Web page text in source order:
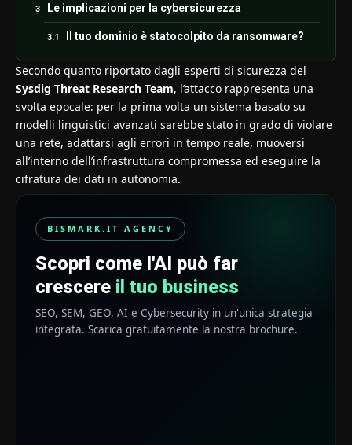
Le implicazioni per la cybersicurezza
Il tuo dominio è statocolpito da ransomware?
Secondo quanto riportato dagli esperti di sicurezza del
Sysdig Threat Research Team, l’attacco rappresenta una
svolta epocale: per la prima volta un sistema basato su
modelli linguistici avanzati sarebbe stato in grado di violare
una rete, adattarsi agli errori in tempo reale, muoversi
all’interno dell’infrastruttura compromessa ed eseguire la
cifratura dei dati in autonomia.
BISMARK.IT AGENCY
Scopri come l'AI può far
crescere il tuo business
SEO, SEM, GEO, AI e Cybersecurity in un'unica strategia
integrata. Scarica gratuitamente la nostra brochure.